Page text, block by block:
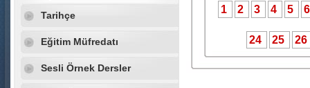
Tarihçe
Eğitim Müfredatı
Sesli Örnek Dersler
1 2 3 4 5
24 25 26